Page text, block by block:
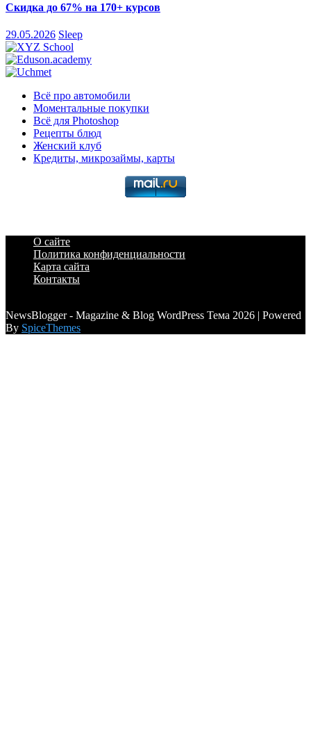
Скидка до 67% на 170+ курсов
29.05.2026 Sleep
Всё про автомобили
Моментальные покупки
Всё для Photoshop
Рецепты блюд
Женский клуб
Кредиты, микрозаймы, карты
О сайте
Политика конфиденциальности
Карта сайта
Контакты
NewsBlogger - Magazine & Blog WordPress Тема 2026 | Powered
By SpiceThemes